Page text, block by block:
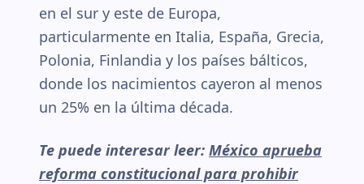
en el sur y este de Europa,
particularmente en Italia, España, Grecia,
Polonia, Finlandia y los países bálticos,
donde los nacimientos cayeron al menos
un 25% en la última década.
Te puede interesar leer: México aprueba
reforma constitucional para prohibir